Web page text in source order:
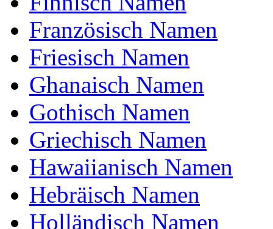
Die Numerologie besagt, das hinter jedem
Buchstaben eine Zahl steckt – Namen lassen sich
in eine Zahl umrechnen.
W : 23
D : 4
R : 18
H : 8
Gesamt = 91
Eigenschaften von Wilderich
Numerologie Analyse; Fähig , Diskret ,
Französisch Namen
Friesisch Namen
Ghanaisch Namen
Gothisch Namen
Griechisch Namen
Hawaiianisch Namen
Hebräisch Namen
Holländisch Namen